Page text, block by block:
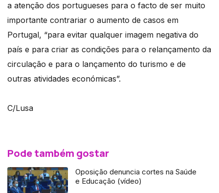
a atenção dos portugueses para o facto de ser muito
importante contrariar o aumento de casos em
Portugal, “para evitar qualquer imagem negativa do
país e para criar as condições para o relançamento da
circulação e para o lançamento do turismo e de
outras atividades económicas”.
C/Lusa
Pode também gostar
Oposição denuncia cortes na Saúde
e Educação (vídeo)